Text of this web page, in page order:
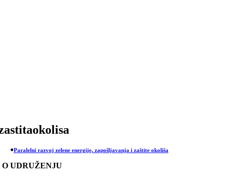
Paralelni razvoj zelene energije, zapošljavanja i zaštite okoliša
O UDRUŽENJU